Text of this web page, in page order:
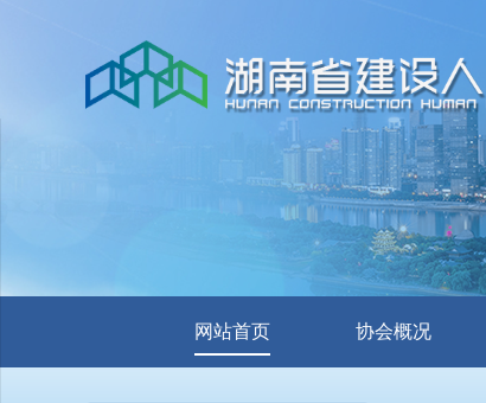
网站首页 协会概况